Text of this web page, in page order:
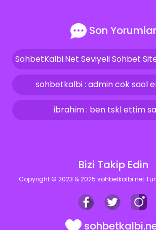
Son Yorumlar
sohbetkalbi : admin cok saol
ibrahim : ben tskl ettim
Bizi Takip Edin
Copyright © 2023 & 2025 sohbetkalbi.net